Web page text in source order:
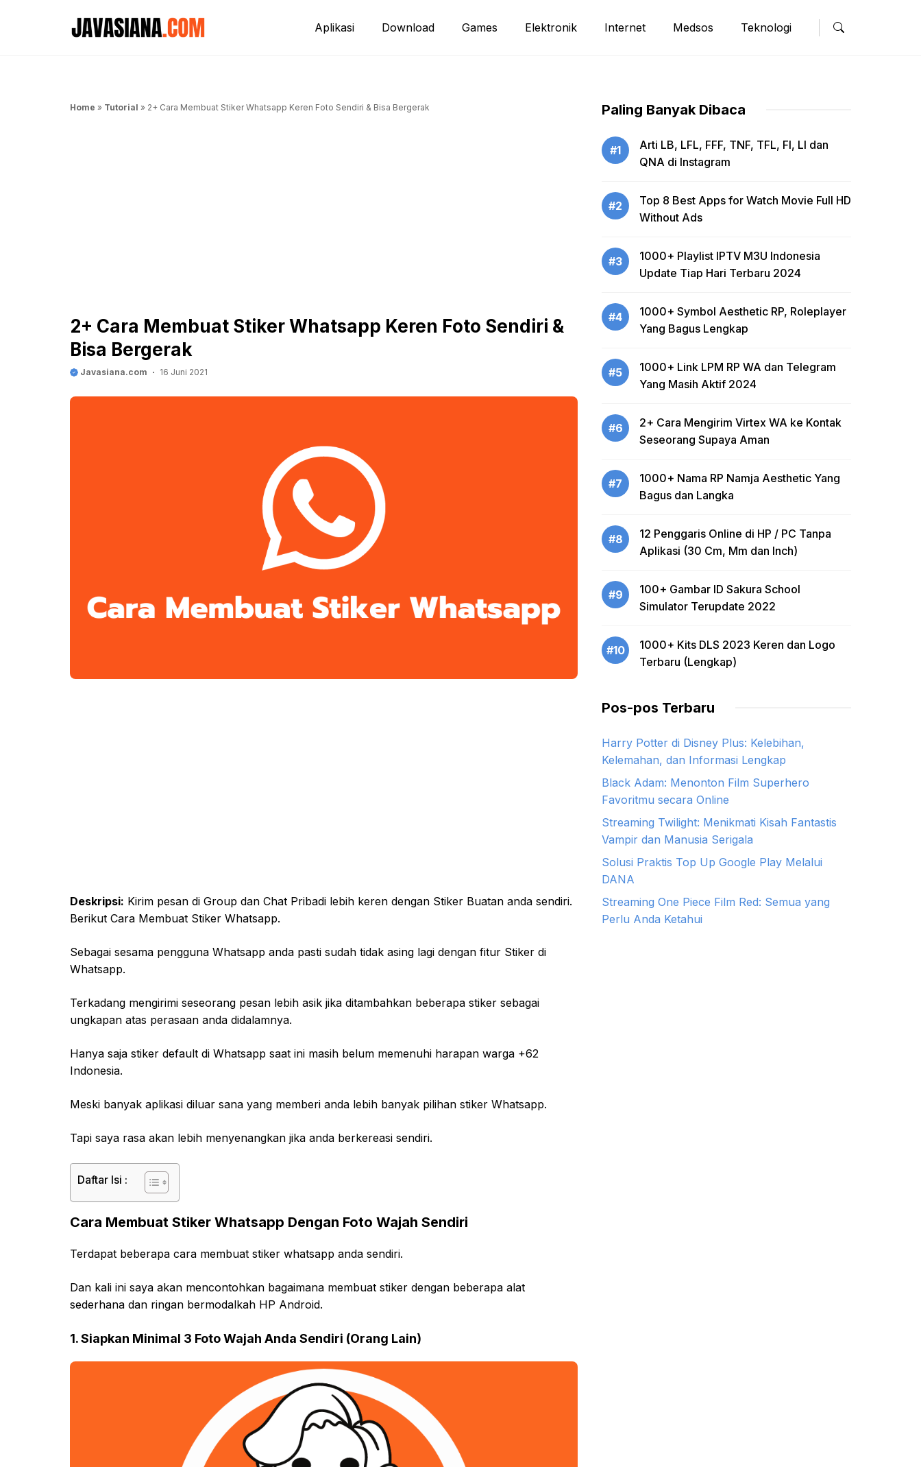
Aplikasi Download Games Elektronik Internet Medsos Teknologi
Home » Tutorial » 2+ Cara Membuat Stiker Whatsapp Keren Foto Sendiri & Bisa Bergerak
2+ Cara Membuat Stiker Whatsapp Keren Foto Sendiri &
Bisa Bergerak
Javasiana.com 16 Juni 2021
Deskripsi: Kirim pesan di Group dan Chat Pribadi lebih keren dengan Stiker Buatan anda sendiri.
Berikut Cara Membuat Stiker Whatsapp.
Sebagai sesama pengguna Whatsapp anda pasti sudah tidak asing lagi dengan fitur Stiker di
Whatsapp.
Terkadang mengirimi seseorang pesan lebih asik jika ditambahkan beberapa stiker sebagai
ungkapan atas perasaan anda didalamnya.
Hanya saja stiker default di Whatsapp saat ini masih belum memenuhi harapan warga +62
Indonesia.
Meski banyak aplikasi diluar sana yang memberi anda lebih banyak pilihan stiker Whatsapp.
Tapi saya rasa akan lebih menyenangkan jika anda berkereasi sendiri.
Daftar Isi :
Cara Membuat Stiker Whatsapp Dengan Foto Wajah Sendiri
Terdapat beberapa cara membuat stiker whatsapp anda sendiri.
Dan kali ini saya akan mencontohkan bagaimana membuat stiker dengan beberapa alat
sederhana dan ringan bermodalkah HP Android.
1. Siapkan Minimal 3 Foto Wajah Anda Sendiri (Orang Lain)
Paling Banyak Dibaca
#1
Arti LB, LFL, FFF, TNF, TFL, FI, LI dan
QNA di Instagram
#2
Top 8 Best Apps for Watch Movie Full HD
Without Ads
#3
1000+ Playlist IPTV M3U Indonesia
Update Tiap Hari Terbaru 2024
#4
1000+ Symbol Aesthetic RP, Roleplayer
Yang Bagus Lengkap
#5
1000+ Link LPM RP WA dan Telegram
Yang Masih Aktif 2024
#6
2+ Cara Mengirim Virtex WA ke Kontak
Seseorang Supaya Aman
#7
1000+ Nama RP Namja Aesthetic Yang
Bagus dan Langka
#8
12 Penggaris Online di HP / PC Tanpa
Aplikasi (30 Cm, Mm dan Inch)
#9
100+ Gambar ID Sakura School
Simulator Terupdate 2022
#10
1000+ Kits DLS 2023 Keren dan Logo
Terbaru (Lengkap)
Pos-pos Terbaru
Harry Potter di Disney Plus: Kelebihan,
Kelemahan, dan Informasi Lengkap
Black Adam: Menonton Film Superhero
Favoritmu secara Online
Streaming Twilight: Menikmati Kisah Fantastis
Vampir dan Manusia Serigala
Solusi Praktis Top Up Google Play Melalui
DANA
Streaming One Piece Film Red: Semua yang
Perlu Anda Ketahui